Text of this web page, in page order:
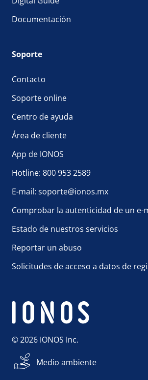
Documentación
Soporte
Contacto
Soporte online
Centro de ayuda
Área de cliente
App de IONOS
Hotline: 800 953 2589
E-mail: soporte@ionos.mx
Comprobar la autenticidad de un e-
Estado de nuestros servicios
Reportar un abuso
Solicitudes de acceso a datos de
© 2026 IONOS Inc.
Medio ambiente